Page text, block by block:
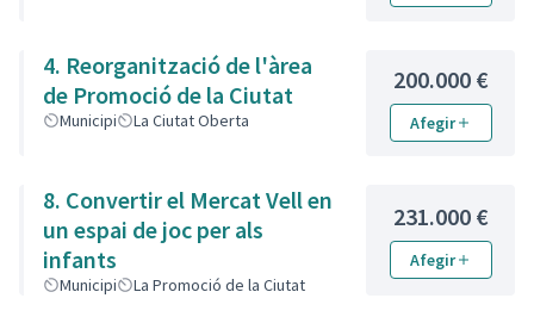
4. Reorganització de l'àrea
de Promoció de la Ciutat
Municipi La Ciutat Oberta
200.000 €
Afegir
8. Convertir el Mercat Vell en
un espai de joc per als
infants
Municipi La Promoció de la Ciutat
231.000 €
Afegir